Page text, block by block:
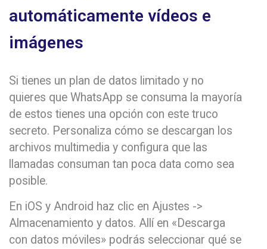
automáticamente vídeos e
imágenes
Si tienes un plan de datos limitado y no
quieres que WhatsApp se consuma la mayoría
de estos tienes una opción con este truco
secreto. Personaliza cómo se descargan los
archivos multimedia y configura que las
llamadas consuman tan poca data como sea
posible.
En iOS y Android haz clic en Ajustes ->
Almacenamiento y datos. Allí en «Descarga
con datos móviles» podrás seleccionar qué se